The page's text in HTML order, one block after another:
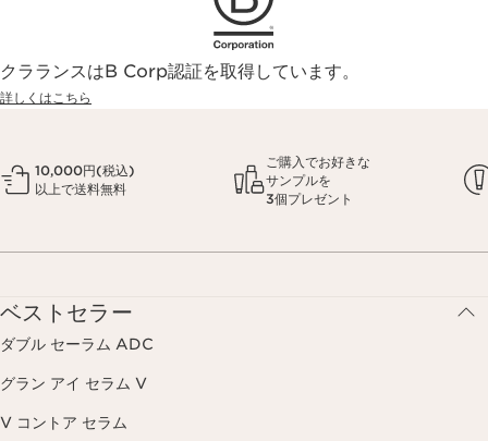
クラランスはB Corp認証を取得しています。
詳しくはこちら
10,000円(税込)
以上で送料無料
ご購入でお好きな
サンプルを
3個プレゼント
ベストセラー
ダブル セーラム ADC
グラン アイ セラム V
V コントア セラム